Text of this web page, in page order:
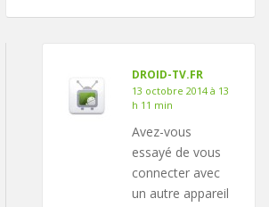
DROID-TV.FR
13 octobre 2014 à 13
h 11 min
Avez-vous
essayé de vous
connecter avec
un autre appareil